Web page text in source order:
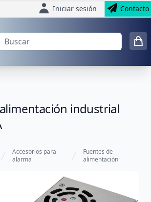
Iniciar sesión Contacto
industrial
Accesorios para
alarma
Fuentes de
alimentación